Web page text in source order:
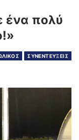
ένα πολύ
ΣΥΝΕΝΤΕΥΞΕΙΣ